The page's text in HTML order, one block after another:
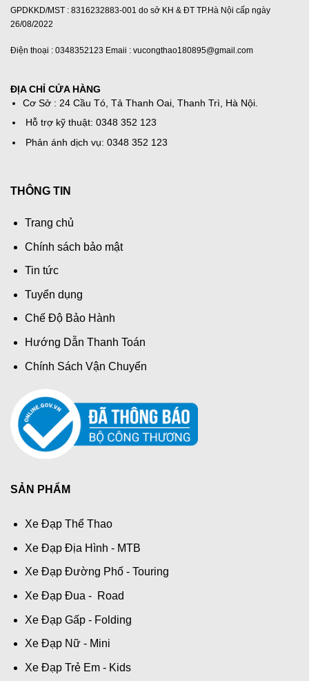
GPDKKD/MST : 8316232883-001 do sở KH & ĐT TP.Hà Nội cấp ngày
26/08/2022
Điện thoại : 0348352123 Emaii : vucongthao180895@gmail.com
ĐỊA CHỈ CỬA HÀNG
Cơ Sở : 24 Cầu Tó, Tả Thanh Oai, Thanh Trì, Hà Nội.
Hỗ trợ kỹ thuật: 0348 352 123
Phản ánh dịch vụ: 0348 352 123
THÔNG TIN
Trang chủ
Chính sách bảo mật
Tin tức
Tuyển dụng
Chế Độ Bảo Hành
Hướng Dẫn Thanh Toán
Chính Sách Vận Chuyển
SẢN PHẨM
Xe Đạp Thể Thao
Xe Đạp Địa Hình - MTB
Xe Đạp Đường Phố - Touring
Xe Đạp Đua - Road
Xe Đạp Gấp - Folding
Xe Đạp Nữ - Mini
Xe Đạp Trẻ Em - Kids